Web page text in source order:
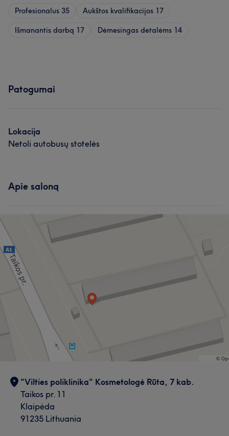
Profesionalus 35 Aukštos kvalifikacijos 17
Išmanantis darbą 17 Dėmesingas detalėms 14
Patogumai
Lokacija
Netoli autobusų stotelės
Apie saloną
"Vilties poliklinika" Kosmetologė Rūta, 7 kab.
Taikos pr. 11
Klaipėda
91235 Lithuania